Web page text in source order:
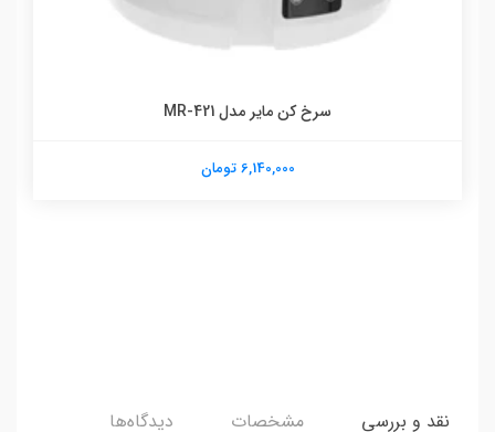
سرخ کن مایر مدل MR-421
6,140,000 تومان
نقد و بررسی مشخصات دیدگاه‌ها